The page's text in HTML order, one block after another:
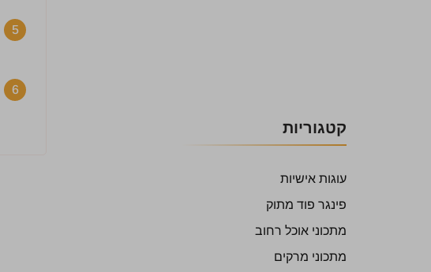
קטגוריות
עוגות אישיות
פינגר פוד מתוק
מתכוני אוכל רחוב
מתכוני מרקים
5
6